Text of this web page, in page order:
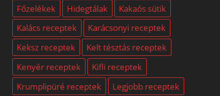
Főzelékek
Hidegtálak
Kakaós sütik
Kalács receptek
Karácsonyi receptek
Keksz receptek
Kelt tésztás receptek
Kenyér receptek
Kifli receptek
Krumplipüré receptek
Legjobb receptek